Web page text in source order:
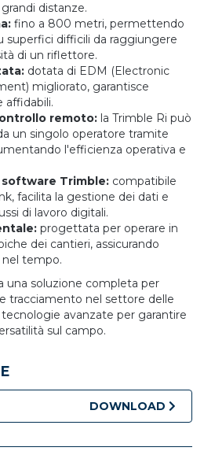
distanze.
fino a 800 metri, permettendo
superfici difficili da raggiungere
di un riflettore.
dotata di EDM (Electronic
migliorato, garantisce
affidabili.
remoto: la Trimble Ri può
un singolo operatore tramite
l'efficienza operativa e
Trimble: compatibile
facilita la gestione dei dati e
di lavoro digitali.
progettata per operare in
dei cantieri, assicurando
nel tempo.
una soluzione completa per
tracciamento nel settore delle
avanzate per garantire
sul campo.
DOWNLOAD